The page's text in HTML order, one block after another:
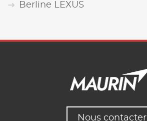
Berline LEXUS
Nous contacter